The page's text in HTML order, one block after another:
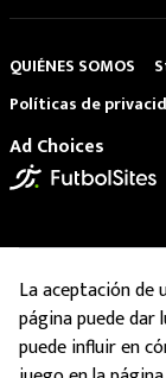
QUIÉNES SOMOS
Políticas de
Ad Choices
La aceptación de
página puede
puede influir en